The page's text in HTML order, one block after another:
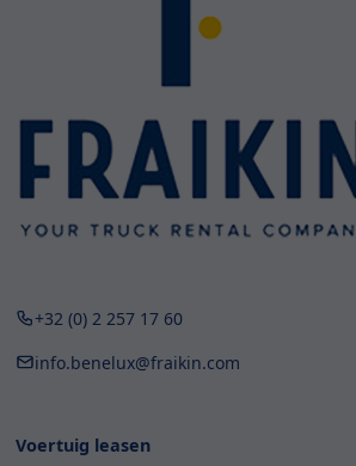
+32 (0) 2 257 17 60
info.benelux@fraikin.com
Voertuig leasen